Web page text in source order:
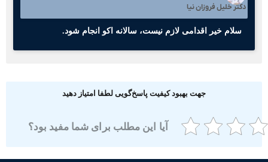
دکتر خلیل فروزان نیا
سلام خیر اقدامی لازم نیست، سالانه اکو انجام شود.
جهت بهبود کیفیت پاسخ‌گویی لطفا امتیاز دهید
آیا این مطلب برای شما مفید بود؟